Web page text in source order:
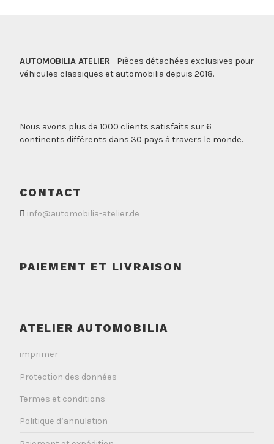
AUTOMOBILIA ATELIER - Pièces détachées exclusives pour
véhicules classiques et automobilia depuis 2018.
Nous avons plus de 1000 clients satisfaits sur 6
continents différents dans 30 pays à travers le monde.
CONTACT
info@automobilia-atelier.de
PAIEMENT ET LIVRAISON
ATELIER AUTOMOBILIA
imprimer
Protection des données
Termes et conditions
Politique d’annulation